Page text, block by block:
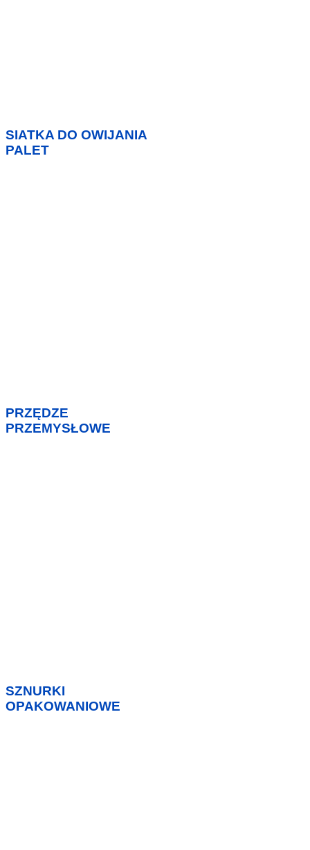
SIATKA DO OWIJANIA
PALET
PRZĘDZE
PRZEMYSŁOWE
SZNURKI
OPAKOWANIOWE